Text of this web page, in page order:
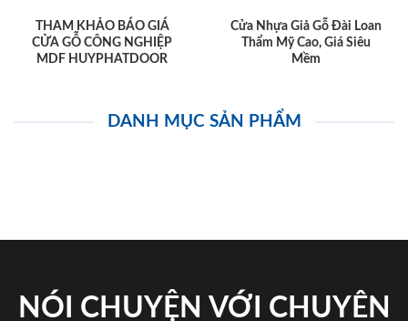
THAM KHẢO BÁO GIÁ
CỬA GỖ CÔNG NGHIỆP
MDF HUYPHATDOOR
Cửa Nhựa Giả Gỗ Đài Loan
Thẩm Mỹ Cao, Giá Siêu
Mềm
DANH MỤC SẢN PHẨM
NÓI CHUYỆN VỚI CHUYÊN